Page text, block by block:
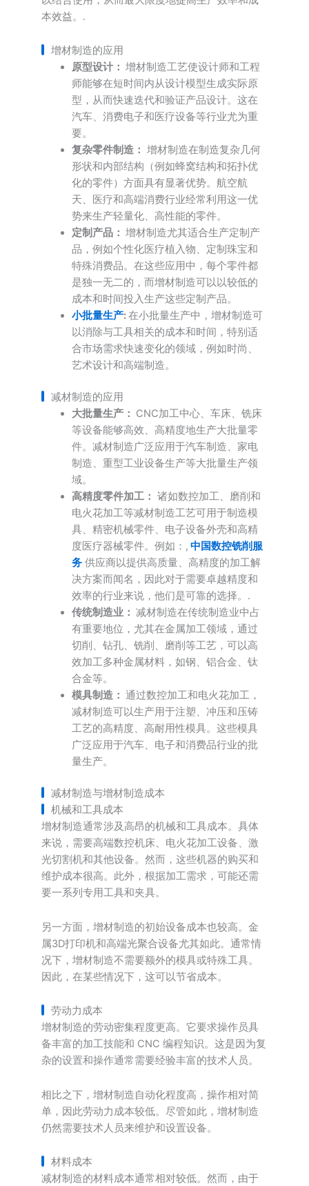
本效益。.
增材制造的应用
原型设计： 增材制造工艺使设计师和工程
师能够在短时间内从设计模型生成实际原
型，从而快速迭代和验证产品设计。这在
汽车、消费电子和医疗设备等行业尤为重
要。
复杂零件制造： 增材制造在制造复杂几何
形状和内部结构（例如蜂窝结构和拓扑优
化的零件）方面具有显著优势。航空航
天、医疗和高端消费行业经常利用这一优
势来生产轻量化、高性能的零件。
定制产品： 增材制造尤其适合生产定制产
品，例如个性化医疗植入物、定制珠宝和
特殊消费品。在这些应用中，每个零件都
是独一无二的，而增材制造可以以较低的
成本和时间投入生产这些定制产品。
小批量生产:在小批量生产中，增材制造可
以消除与工具相关的成本和时间，特别适
合市场需求快速变化的领域，例如时尚、
艺术设计和高端制造。
减材制造的应用
大批量生产： CNC加工中心、车床、铣床
等设备能够高效、高精度地生产大批量零
件。减材制造广泛应用于汽车制造、家电
制造、重型工业设备生产等大批量生产领
域。
高精度零件加工： 诸如数控加工、磨削和
电火花加工等减材制造工艺可用于制造模
具、精密机械零件、电子设备外壳和高精
度医疗器械零件。例如：, 中国数控铣削服
务供应商以提供高质量、高精度的加工解
决方案而闻名，因此对于需要卓越精度和
效率的行业来说，他们是可靠的选择。.
传统制造业： 减材制造在传统制造业中占
有重要地位，尤其在金属加工领域，通过
切削、钻孔、铣削、磨削等工艺，可以高
效加工多种金属材料，如钢、铝合金、钛
合金等。
模具制造： 通过数控加工和电火花加工，
减材制造可以生产用于注塑、冲压和压铸
工艺的高精度、高耐用性模具。这些模具
广泛应用于汽车、电子和消费品行业的批
量生产。
减材制造与增材制造成本
机械和工具成本
增材制造通常涉及高昂的机械和工具成本。具体
来说，需要高端数控机床、电火花加工设备、激
光切割机和其他设备。然而，这些机器的购买和
维护成本很高。此外，根据加工需求，可能还需
要一系列专用工具和夹具。
另一方面，增材制造的初始设备成本也较高。金
属3D打印机和高端光聚合设备尤其如此。通常情
况下，增材制造不需要额外的模具或特殊工具。
因此，在某些情况下，这可以节省成本。
劳动力成本
增材制造的劳动密集程度更高。它要求操作员具
备丰富的加工技能和 CNC 编程知识。这是因为复
杂的设置和操作通常需要经验丰富的技术人员。
相比之下，增材制造自动化程度高，操作相对简
单，因此劳动力成本较低。尽管如此，增材制造
仍然需要技术人员来维护和设置设备。
材料成本
减材制造的材料成本通常相对较低。然而，由于